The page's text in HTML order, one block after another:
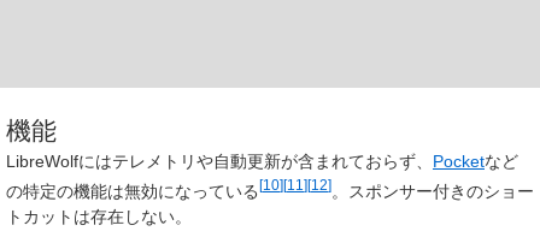
機能
LibreWolfにはテレメトリや自動更新が含まれておらず、 Pocketなど
の特定の機能は無効になっている [10][11 ][12] 。スポンサー付きのショー
トカットは存在しない。